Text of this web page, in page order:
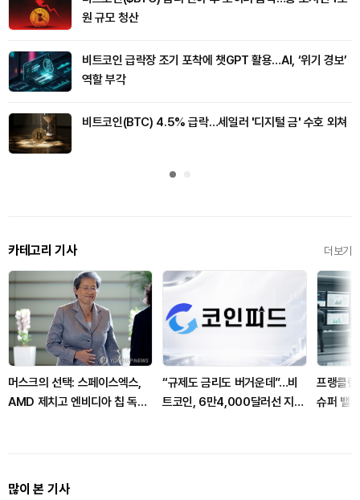
원 규모 청산
비트코인 급락장 조기 포착에 챗GPT 활용…AI, ‘위기 경보’
역할 부각
비트코인(BTC) 4.5% 급락…세일러 '디지털 금' 수호 외쳐
카테고리 기사 더보기
머스크의 선택: 스페이스엑스,
AMD 제치고 엔비디아 칩 독점
“규제도 금리도 버거운데”…비
트코인, 6만4,000달러선 지켰
프랭클
슈퍼 밸
많이 본 기사